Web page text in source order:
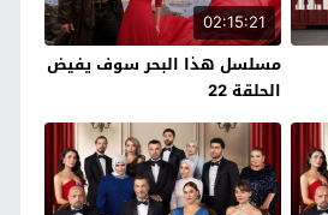
02:15:21
مسلسل هذا البحر سوف يفيض
الحلقة 22